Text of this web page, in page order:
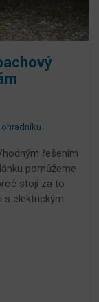
řešením
pomůžeme
stojí za to
s elektrickým